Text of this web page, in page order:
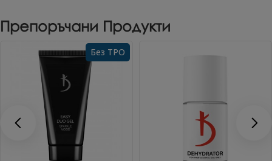
Препоръчани Продукти
Без TPO